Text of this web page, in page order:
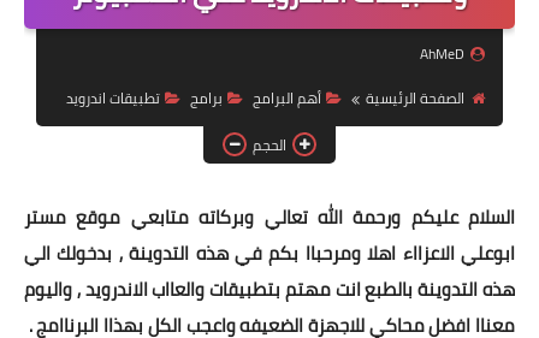
ويندوز 8.1
اندرويد
ايفون
العاب
مراجعات
AhMeD
الصفحة الرئيسية
أهم البرامج برامج
تطبيقات اندرويد
الحجم
السلام عليكم ورحمة الله تعالي وبركاته متابعي موقع مستر
ابوعلي الاعزااء اهلا ومرحباا بكم في هذه التدوينة , بدخولك الي
هذه التدوينة بالطبع انت مهتم بتطبيقات والعااب الاندرويد , واليوم
معناا افضل محاكي للاجهزة الضعيفه واعجب الكل بهذاا البرناامج .